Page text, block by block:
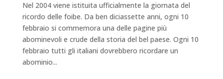
Nel 2004 viene istituita ufficialmente la giornata del
ricordo delle foibe. Da ben diciassette anni, ogni 10
febbraio si commemora una delle pagine più
abominevoli e crude della storia del bel paese. Ogni 10
febbraio tutti gli italiani dovrebbero ricordare un
abominio...